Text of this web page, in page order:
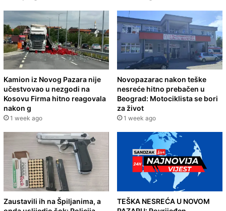
Kamion iz Novog Pazara nije
učestvovao u nezgodi na
Kosovu Firma hitno reagovala
nakon g
1 week ago
Novopazarac nakon teške
nesreće hitno prebačen u
Beograd: Motociklista se bori
za život
1 week ago
Zaustavili ih na Špiljanima, a
TEŠKA NESREĆA U NOVOM